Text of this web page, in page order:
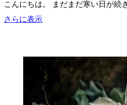
こんにちは。 まだまだ寒い日が続
さらに表示春
す
す
め
タ
キ